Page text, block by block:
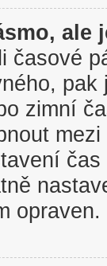
ale
časové
pak
zimní
opraven.